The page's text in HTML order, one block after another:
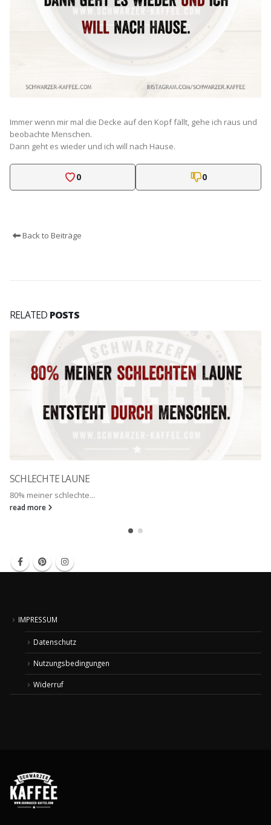
Immer wenn mir mal die Decke auf den Kopf fällt, gehe ich raus und
beobachte Menschen.
Dann geht es wieder und ich will nach Hause.
0 0
Back to Beiträge
RELATED POSTS
SCHLECHTE LAUNE
80% meiner schlechte...
read more
IMPRESSUM
Datenschutz
Nutzungsbedingungen
Widerruf